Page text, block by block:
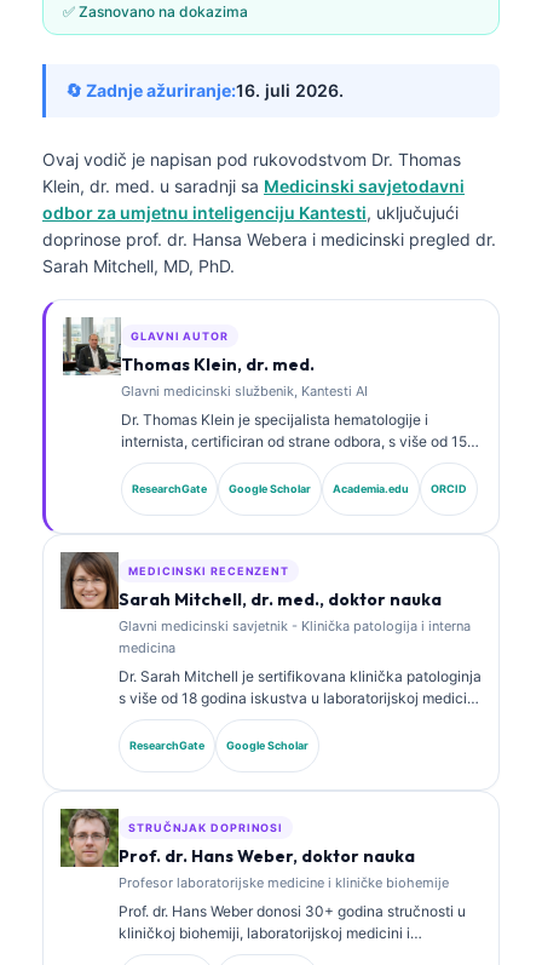
✅ Zasnovano na dokazima
🔄 Zadnje ažuriranje:16. juli 2026.
Ovaj vodič je napisan pod rukovodstvom Dr. Thomas
Klein, dr. med. u saradnji sa Medicinski savjetodavni
odbor za umjetnu inteligenciju Kantesti, uključujući
doprinose prof. dr. Hansa Webera i medicinski pregled dr.
Sarah Mitchell, MD, PhD.
GLAVNI AUTOR
Thomas Klein, dr. med.
Glavni medicinski službenik, Kantesti AI
Dr. Thomas Klein je specijalista hematologije i
internista, certificiran od strane odbora, s više od 15
godina iskustva u laboratorijskoj medicini i kliničkoj
analizi uz pomoć vještačke inteligencije. Kao glavni
medicinski direktor u Kantesti AI, pruža klinički
radove o interpretaciji biomarkera i laboratorijskoj
dijagnostici na temu laboratorijske medicine.
ResearchGate Google Scholar Academia.edu ORCID
MEDICINSKI RECENZENT
Sarah Mitchell, dr. med., doktor nauka
Glavni medicinski savjetnik - Klinička patologija i interna
medicina
Dr. Sarah Mitchell je sertifikovana klinička patologinja
s više od 18 godina iskustva u laboratorijskoj medicini
i dijagnostičkoj analizi. Ima specijalističke sertifikate
iz kliničke biohemije i opsežno je objavljivala radove
o panelima biomarkera i laboratorijskoj analizi u
ResearchGate Google Scholar
STRUČNJAK DOPRINOSI
Prof. dr. Hans Weber, doktor nauka
Profesor laboratorijske medicine i kliničke biohemije
Prof. dr. Hans Weber donosi 30+ godina stručnosti u
kliničkoj biohemiji, laboratorijskoj medicini i
istraživanju biomarkera. Bivši predsjednik Njemačkog